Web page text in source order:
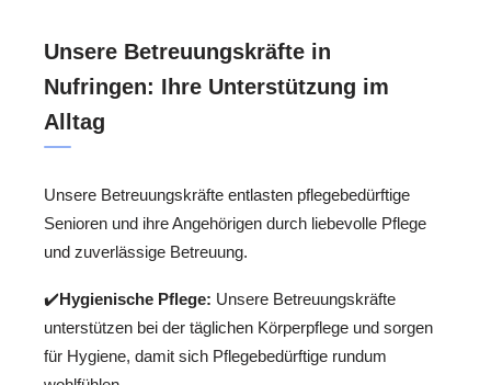
Unsere Betreuungskräfte in
Nufringen: Ihre Unterstützung im
Alltag
Unsere Betreuungskräfte entlasten pflegebedürftige
Senioren und ihre Angehörigen durch liebevolle Pflege
und zuverlässige Betreuung.
✔️Hygienische Pflege: Unsere Betreuungskräfte
unterstützen bei der täglichen Körperpflege und sorgen
für Hygiene, damit sich Pflegebedürftige rundum